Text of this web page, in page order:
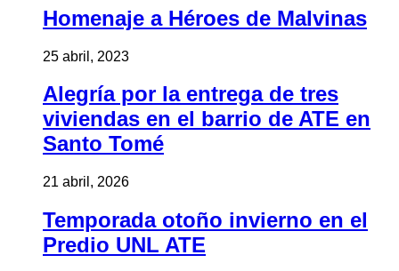
Homenaje a Héroes de Malvinas
25 abril, 2023
Alegría por la entrega de tres
viviendas en el barrio de ATE en
Santo Tomé
21 abril, 2026
Temporada otoño invierno en el
Predio UNL ATE